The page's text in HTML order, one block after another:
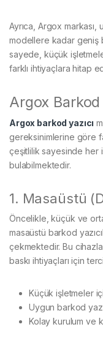
Ayrıca, Argox
modellere kadar geniş
sayede, küçük
farklı ihtiyaçlara hitap
Argox Barkod
Argox barkod yazıcı
gereksinimlerine göre
çeşitlilik sayesinde her
bulabilmektedir.
1. Masaüstü
Öncelikle, küçük ve
masaüstü barkod
çekmektedir. Bu
baskı ihtiyaçları için
Küçük işletmeler
Uygun barkod
Kolay kurulum ve